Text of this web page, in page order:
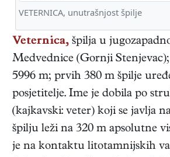
VETERNICA, unutrašnjost špilje
Veternica, špilja u
Medvednice (Gornji
5996 m; prvih 380 m špilje
posjetitelje. Ime je dobila po
(kajkavski: veter) koji se javlja
špilju leži na 320 m apsolutne
je na kontaktu litotamnijskih